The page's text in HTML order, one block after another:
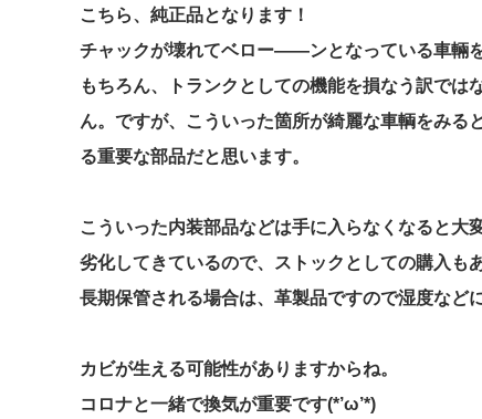
こちら、純正品となります！
チャックが壊れてベロー――ンとなっている車輛
もちろん、トランクとしての機能を損なう訳で
ん。ですが、こういった箇所が綺麗な車輌をみる
る重要な部品だと思います。
こういった内装部品などは手に入らなくなると大
劣化してきているので、ストックとしての購入も
長期保管される場合は、革製品ですので湿度など
カビが生える可能性がありますからね。
コロナと一緒で換気が重要です(*’ω’*)